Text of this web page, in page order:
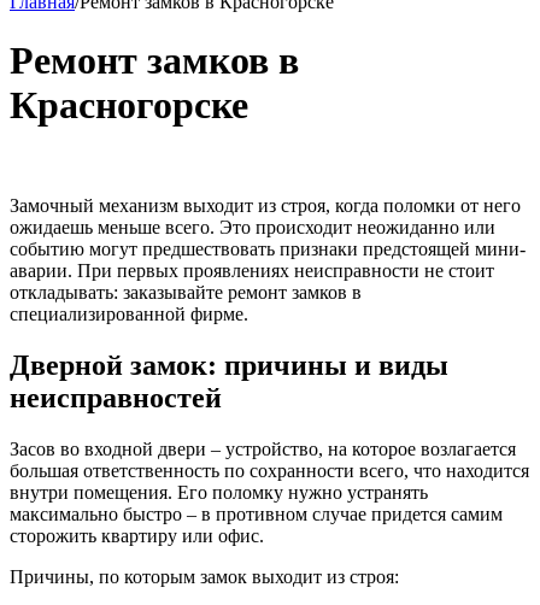
Ремонт замков в
Красногорске
Замочный механизм выходит из строя, когда поломки от него
ожидаешь меньше всего. Это происходит неожиданно или
событию могут предшествовать признаки предстоящей мини-
аварии. При первых проявлениях неисправности не стоит
откладывать: заказывайте ремонт замков в
специализированной фирме.
Дверной замок: причины и виды
неисправностей
Засов во входной двери – устройство, на которое возлагается
большая ответственность по сохранности всего, что находится
внутри помещения. Его поломку нужно устранять
максимально быстро – в противном случае придется самим
сторожить квартиру или офис.
Причины, по которым замок выходит из строя: